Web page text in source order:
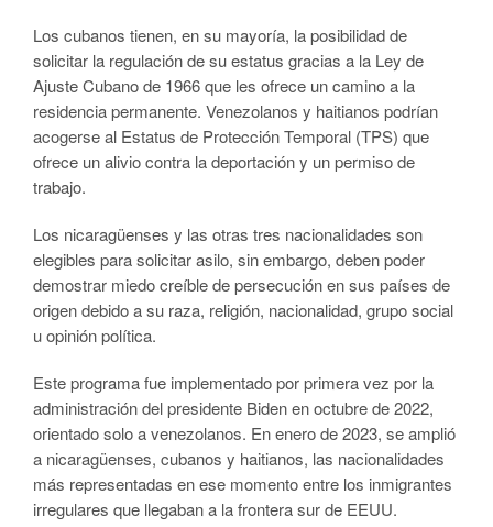
Los cubanos tienen, en su mayoría, la posibilidad de
solicitar la regulación de su estatus gracias a la Ley de
Ajuste Cubano de 1966 que les ofrece un camino a la
residencia permanente. Venezolanos y haitianos podrían
acogerse al Estatus de Protección Temporal (TPS) que
ofrece un alivio contra la deportación y un permiso de
trabajo.
Los nicaragüenses y las otras tres nacionalidades son
elegibles para solicitar asilo, sin embargo, deben poder
demostrar miedo creíble de persecución en sus países de
origen debido a su raza, religión, nacionalidad, grupo social
u opinión política.
Este programa fue implementado por primera vez por la
administración del presidente Biden en octubre de 2022,
orientado solo a venezolanos. En enero de 2023, se amplió
a nicaragüenses, cubanos y haitianos, las nacionalidades
más representadas en ese momento entre los inmigrantes
irregulares que llegaban a la frontera sur de EEUU.